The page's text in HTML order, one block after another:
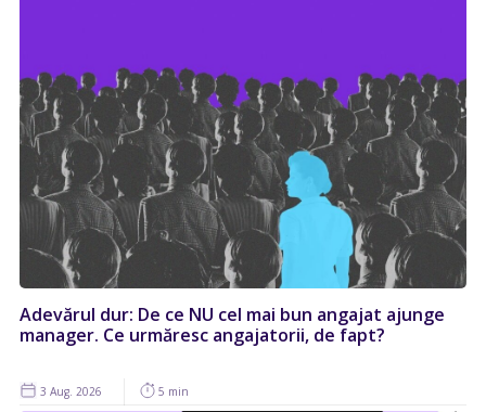
Adevărul dur: De ce NU cel mai bun angajat ajunge
manager. Ce urmăresc angajatorii, de fapt?
3 Aug. 2026 5 min